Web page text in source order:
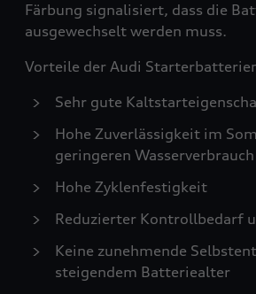
Färbung signalisiert, dass die
ausgewechselt werden muss.
Vorteile der Audi
Sehr gute
Hohe Zuverlässigkeit im
geringeren Wasserverbrauch
Hohe Zyklenfestigkeit
Reduzierter Kontrollbedarf
Keine zunehmende
steigendem Batteriealter